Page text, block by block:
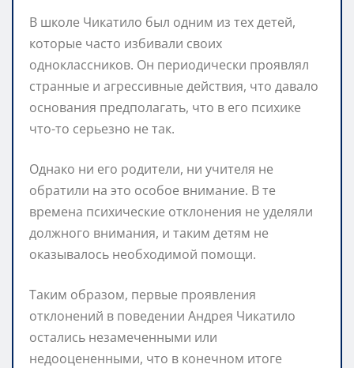
В школе Чикатило был одним из тех детей,
которые часто избивали своих
одноклассников. Он периодически проявлял
странные и агрессивные действия, что давало
основания предполагать, что в его психике
что-то серьезно не так.
Однако ни его родители, ни учителя не
обратили на это особое внимание. В те
времена психические отклонения не уделяли
должного внимания, и таким детям не
оказывалось необходимой помощи.
Таким образом, первые проявления
отклонений в поведении Андрея Чикатило
остались незамеченными или
недооцененными, что в конечном итоге